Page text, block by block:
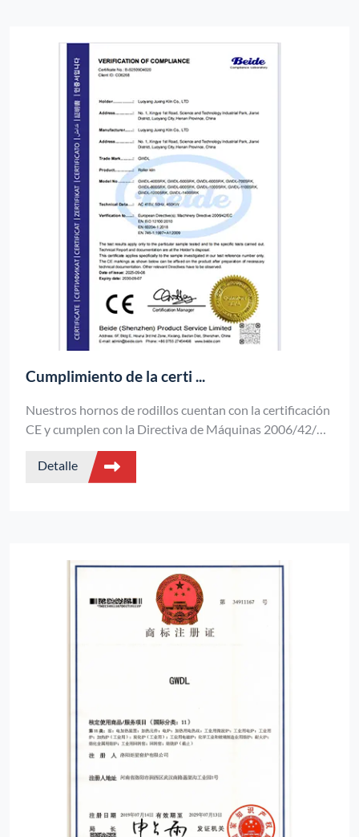
Cumplimiento de la certi ...
Nuestros hornos de rodillos cuentan con la certificación
CE y cumplen con la Directiva de Máquinas 2006/42/CE
de la UE y las normas EN, lo que garantiza un
funcionamiento seguro, fiabilidad eléctrica y acceso al
mercado de la UE.
Detalle